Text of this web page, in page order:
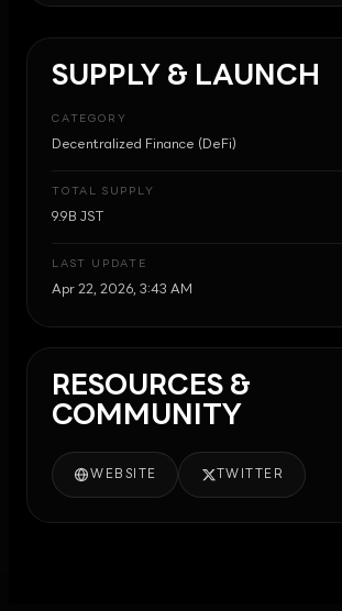
SUPPLY & LAUNCH
CATEGORY
Decentralized Finance (DeFi)
TOTAL SUPPLY
9.9B JST
LAST UPDATE
Apr 22, 2026, 3:43 AM
RESOURCES &
COMMUNITY
WEBSITE TWITTER